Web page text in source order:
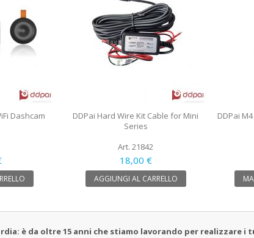
Dashcam
DDPai Hard Wire Kit Cable for Mini
Series
Art. 21842
18,00 €
AGGIUNGI AL CARRELLO
DDPai
è da oltre 15 anni che stiamo lavorando per realizzare i